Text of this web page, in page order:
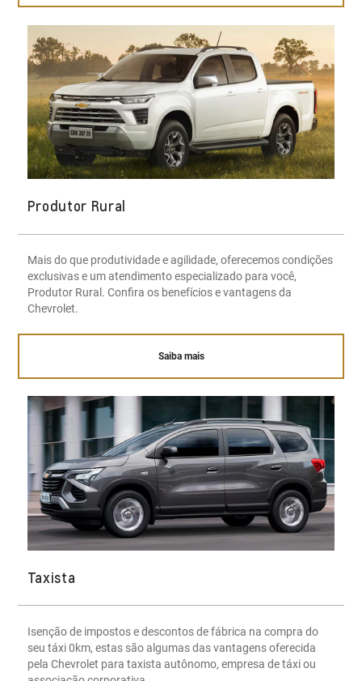
Produtor Rural
Mais do que produtividade e agilidade, oferecemos condições
exclusivas e um atendimento especializado para você,
Produtor Rural. Confira os benefícios e vantagens da
Chevrolet.
Saiba mais
Taxista
Isenção de impostos e descontos de fábrica na compra do
seu táxi 0km, estas são algumas das vantagens oferecida
pela Chevrolet para taxista autônomo, empresa de táxi ou